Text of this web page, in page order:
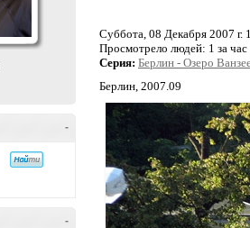
-
-
Суббота, 08 Декабря 2007 г.
Просмотрело людей: 1 за
Серия: Берлин - Озеро
Берлин, 2007.09